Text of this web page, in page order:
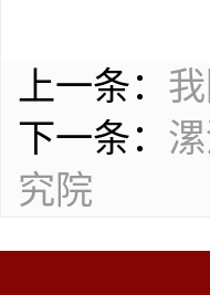
上一条：
下一条：
究院